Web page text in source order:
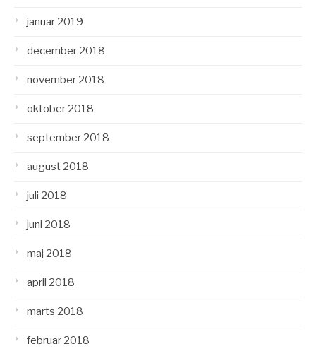
januar 2019
december 2018
november 2018
oktober 2018
september 2018
august 2018
juli 2018
juni 2018
maj 2018
april 2018
marts 2018
februar 2018